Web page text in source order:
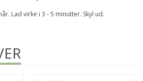
Lad virke i 3 - 5 minutter. Skyl ud.